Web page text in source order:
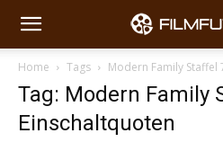
Home Tags Modern Family Staffel
Tag: Modern Family
Einschaltquoten